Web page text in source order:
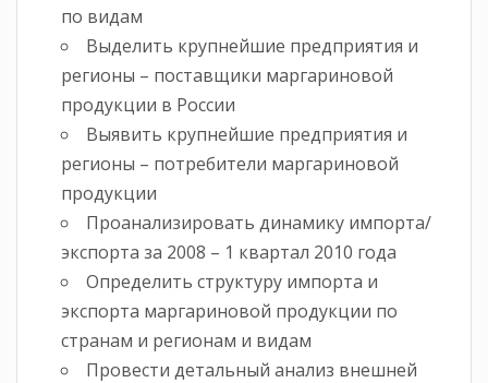
по видам
Выделить крупнейшие предприятия и
регионы – поставщики маргариновой
продукции в России
Выявить крупнейшие предприятия и
регионы – потребители маргариновой
продукции
Проанализировать динамику импорта/
экспорта за 2008 – 1 квартал 2010 года
Определить структуру импорта и
экспорта маргариновой продукции по
странам и регионам и видам
Провести детальный анализ внешней